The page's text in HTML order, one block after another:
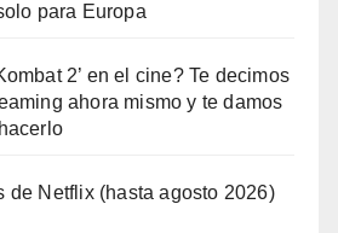
para Europa
2’ en el cine? Te decimos
ahora mismo y te damos
de Netflix (hasta agosto 2026)